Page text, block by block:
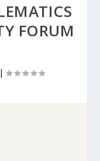
FORUM
|